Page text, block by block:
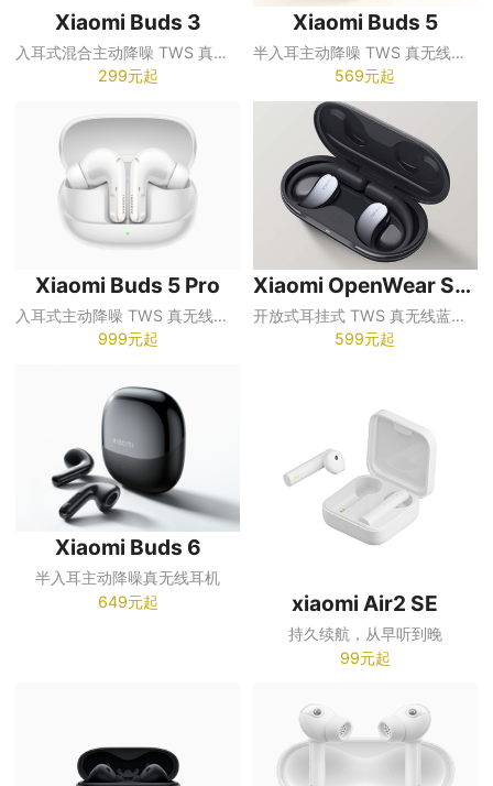
Xiaomi Buds 3
入耳式混合主动降噪 TWS 真无线蓝牙耳机
299元起
Xiaomi Buds 5
半入耳主动降噪 TWS 真无线蓝牙耳机
569元起
Xiaomi Buds 5 Pro
入耳式主动降噪 TWS 真无线蓝牙耳机
999元起
Xiaomi OpenWear Stereo
开放式耳挂式 TWS 真无线蓝牙耳机
599元起
Xiaomi Buds 6
半入耳主动降噪真无线耳机
649元起
xiaomi Air2 SE
持久续航，从早听到晚
99元起